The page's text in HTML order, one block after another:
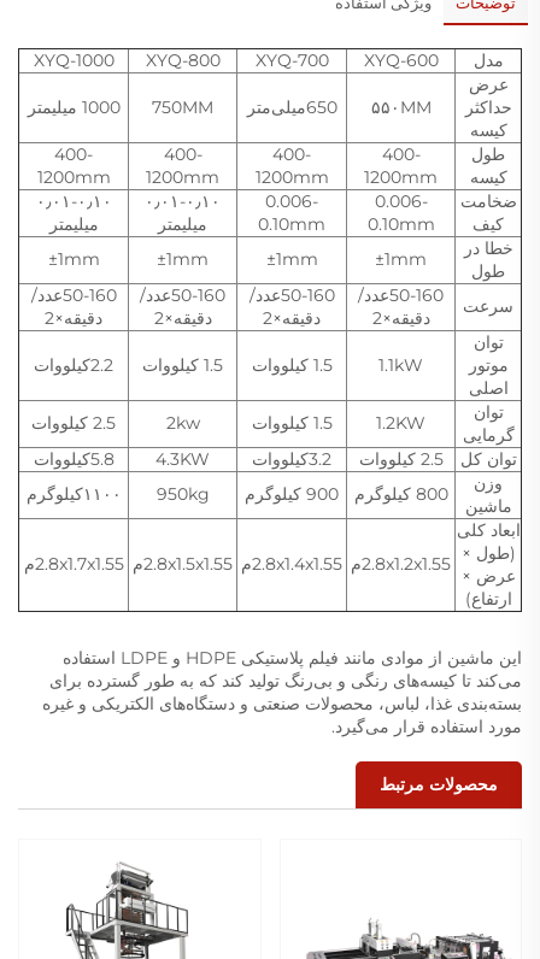
مدل XYQ-600
XYQ-700
XYQ-800
XYQ-1000
عرض
حداکثر
کیسه
۵۵۰MM 650میلی‌متر 750MM 1000 میلیمتر
طول
کیسه
400-
1200mm
400-
1200mm
400-
1200mm
400-
1200mm
ضخامت
کیف
0.006-
0.10mm
0.006-
0.10mm
۰٫۰۱-۰٫۱۰
میلیمتر
۰٫۰۱-۰٫۱۰
میلیمتر
خطا در
طول
±1mm
±1mm
±1mm
±1mm
سرعت
50-160عدد/
دقیقه×2
50-160عدد/
دقیقه×2
50-160عدد/
دقیقه×2
50-160عدد/
دقیقه×2
توان
موتور
اصلی
1.1kW 1.5 کیلووات 1.5 کیلووات 2.2کیلووات
توان
گرمایی
1.2KW 1.5 کیلووات 2kw
2.5 کیلووات
توان کل
2.5 کیلووات 3.2کیلووات 4.3KW
5.8کیلووات
وزن
ماشین
800 کيلوگرم 900 کیلوگرم 950kg
۱۱۰۰کیلوگرم
ابعاد کلی
(طول ×
عرض ×
ارتفاع)
2.8x1.2x1.55م 2.8x1.4x1.55م 2.8x1.5x1.55م 2.8x1.7x1.55م
این ماشین از موادی مانند فیلم پلاستیکی HDPE و LDPE استفاده
می‌کند تا کیسه‌های رنگی و بی‌رنگ تولید کند که به طور گسترده برای
بسته‌بندی غذا، لباس، محصولات صنعتی و دستگاه‌های الکتریکی و غیره
مورد استفاده قرار می‌گیرد.
محصولات مرتبط